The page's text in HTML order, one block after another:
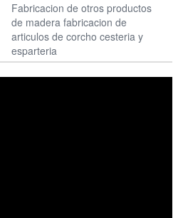
Fabricacion de otros productos
de madera fabricacion de
articulos de corcho cesteria y
esparteria